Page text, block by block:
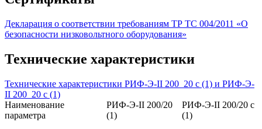
Декларация о соответствии требованиям ТР ТС 004/2011 «О
безопасности низковольтного оборудования»
Технические характеристики
Технические характеристики РИФ-Э-II 200_20 с (1) и РИФ-Э-
II 200_20 с (1)
Наименование
параметра
РИФ-Э-II 200/20
(1)
РИФ-Э-II 200/20 с
(1)